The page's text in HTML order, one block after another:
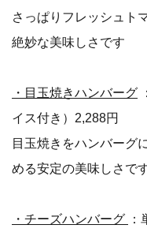
さっぱりフレッシュト
絶妙な美味しさです
・目玉焼きハンバーグ
イス付き）2,288円
目玉焼きをハンバーグ
める安定の美味しさです
・チーズハンバーグ